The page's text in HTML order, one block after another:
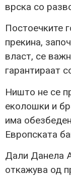
врска со
Постоечките
прекина,
власт, се
гарантираат
Ништо не се
еколошки и
има
Европската
Дали Данела
откажува од